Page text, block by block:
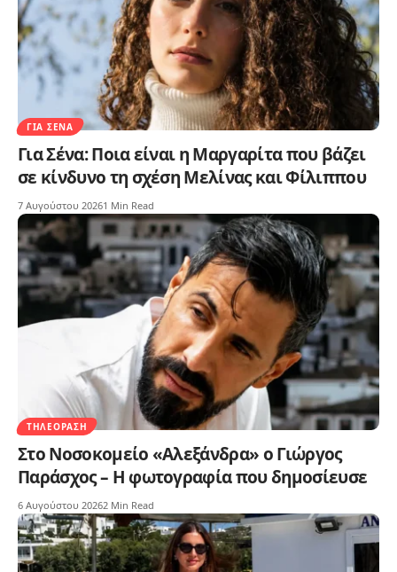
ΓΙΑ ΣΈΝΑ
Για Σένα: Ποια είναι η Μαργαρίτα που βάζει
σε κίνδυνο τη σχέση Μελίνας και Φίλιππου
7 Αυγούστου 20261 Min Read
ΤΗΛΕΌΡΑΣΗ
Στο Νοσοκομείο «Αλεξάνδρα» ο Γιώργος
Παράσχος – Η φωτογραφία που δημοσίευσε
6 Αυγούστου 20262 Min Read